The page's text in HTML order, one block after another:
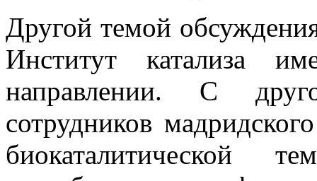
Другой темой
Институт катализа
направлении. С
сотрудников
биокаталитической